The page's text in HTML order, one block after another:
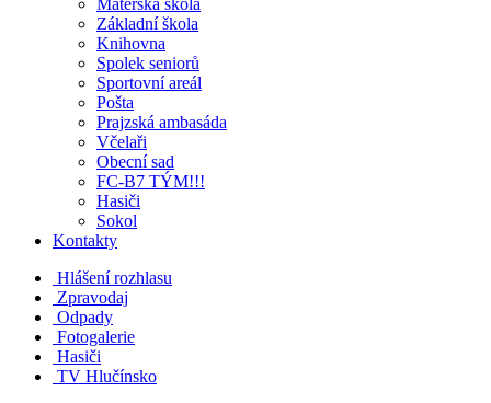
Mateřská škola
Základní škola
Knihovna
Spolek seniorů
Sportovní areál
Pošta
Prajzská ambasáda
Včelaři
Obecní sad
FC-B7 TÝM!!!
Hasiči
Sokol
Kontakty
Hlášení rozhlasu
Zpravodaj
Odpady
Fotogalerie
Hasiči
TV Hlučínsko